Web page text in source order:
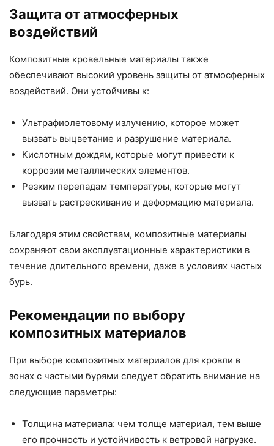
Защита от атмосферных
воздействий
Композитные кровельные материалы также
обеспечивают высокий уровень защиты от атмосферных
воздействий. Они устойчивы к:
Ультрафиолетовому излучению, которое может
вызвать выцветание и разрушение материала.
Кислотным дождям, которые могут привести к
коррозии металлических элементов.
Резким перепадам температуры, которые могут
вызвать растрескивание и деформацию материала.
Благодаря этим свойствам, композитные материалы
сохраняют свои эксплуатационные характеристики в
течение длительного времени, даже в условиях частых
бурь.
Рекомендации по выбору
композитных материалов
При выборе композитных материалов для кровли в
зонах с частыми бурями следует обратить внимание на
следующие параметры:
Толщина материала: чем толще материал, тем выше
его прочность и устойчивость к ветровой нагрузке.